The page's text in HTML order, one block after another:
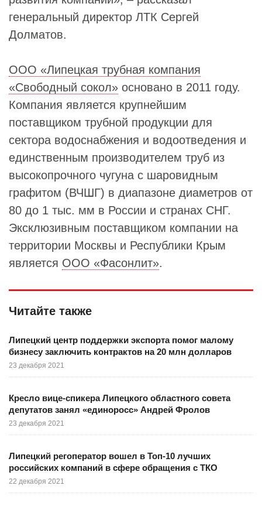
генеральный директор ЛТК Сергей
Долматов.
ООО «Липецкая трубная компания
«Свободный сокол» основано в 2011 году.
Компания является крупнейшим
поставщиком трубной продукции для
сектора водоснабжения и водоотведения и
единственным производителем труб из
высокопрочного чугуна с шаровидным
графитом (ВЧШГ) в диапазоне диаметров от
80 до 1 тыс. мм в России и странах СНГ.
Эксклюзивным поставщиком компании на
территории Москвы и Республики Крым
является ООО «Фасонлит».
Читайте также
Липецкий центр поддержки экспорта помог малому
бизнесу заключить контрактов на 20 млн долларов
23 декабря 2021
Кресло вице-спикера Липецкого областного совета
депутатов занял «единоросс» Андрей Фролов
23 декабря 2021
Липецкий регоператор вошел в Топ-10 лучших
российских компаний в сфере обращения с ТКО
22 декабря 2021